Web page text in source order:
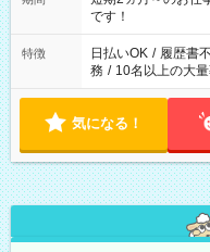
です！
特徴 日払いOK / 履歴書
務 / 10名以上の大
気になる！